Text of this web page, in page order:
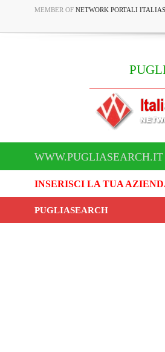
MEMBER OF NETWORK PORTALI
INSERISCI LA TUA
PUGLIASEARCH